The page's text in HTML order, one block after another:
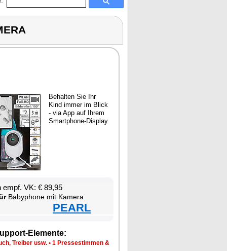
Be­hal­ten Sie Ihr
Kind im­mer im Blick
- via App auf Ih­rem
Smart­pho­ne-Dis­play
empf. VK: € 89,95
Ba­by­pho­ne mit Ka­me­ra
PEARL
Ele­men­te:
Trei­ber usw. • 1 Pres­se­stim­men &